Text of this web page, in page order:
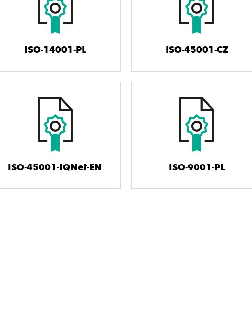
ISO-14001-PL ISO-45001-CZ
ISO-45001-IQNet-EN ISO-9001-PL